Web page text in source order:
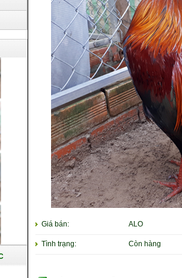
Giá bán: ALO
Tình trạng: Còn hàng